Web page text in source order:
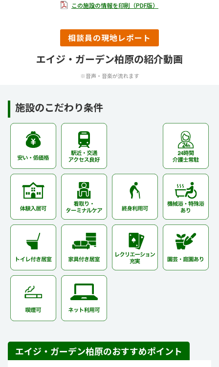
この施設の情報を印刷（PDF版）
相談員の現地レポート
エイジ・ガーデン柏原の紹介動画
※音声・音楽が流れます
施設のこだわり条件
エイジ・ガーデン柏原のおすすめポイント